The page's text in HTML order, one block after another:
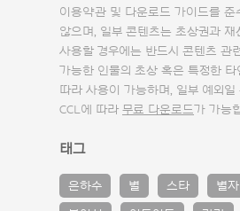
이용약관 및 다운로드 가이드를 준
않으며, 일부 콘텐츠는 초상권과
사용할 경우에는 반드시 콘텐츠 관
가능한 인물의 초상 혹은 특정한
따라 사용이 가능하며, 일부 예외
CCL에 따라 무료 다운로드가 가능
태그
은하수 별 스타 별자